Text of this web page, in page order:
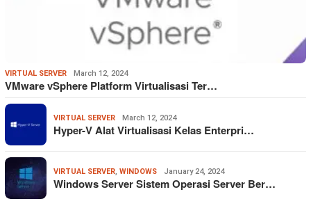
VIRTUAL SERVER March 12, 2024
VMware vSphere Platform Virtualisasi Ter…
VIRTUAL SERVER March 12, 2024
Hyper-V Alat Virtualisasi Kelas Enterpri…
VIRTUAL SERVER, WINDOWS January 24, 2024
Windows Server Sistem Operasi Server Ber…